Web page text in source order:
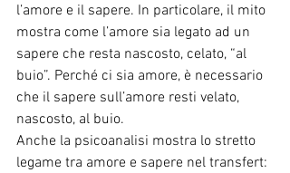
l’amore e il sapere. In particolare, il mito
mostra come l’amore sia legato ad un
sapere che resta nascosto, celato, “al
buio”. Perché ci sia amore, è necessario
che il sapere sull’amore resti velato,
nascosto, al buio.
Anche la psicoanalisi mostra lo stretto
legame tra amore e sapere nel transfert: